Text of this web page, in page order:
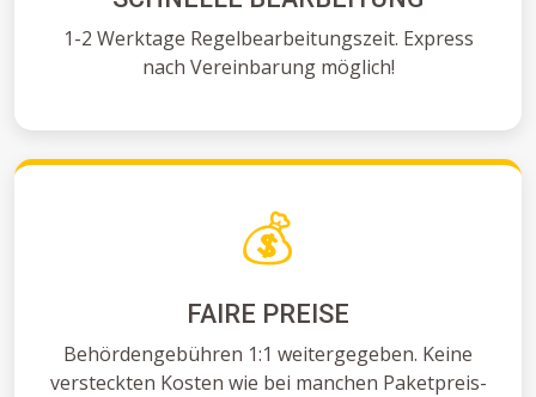
1-2 Werktage Regelbearbeitungszeit. Express
nach Vereinbarung möglich!
💰
FAIRE PREISE
Behördengebühren 1:1 weitergegeben. Keine
versteckten Kosten wie bei manchen Paketpreis-